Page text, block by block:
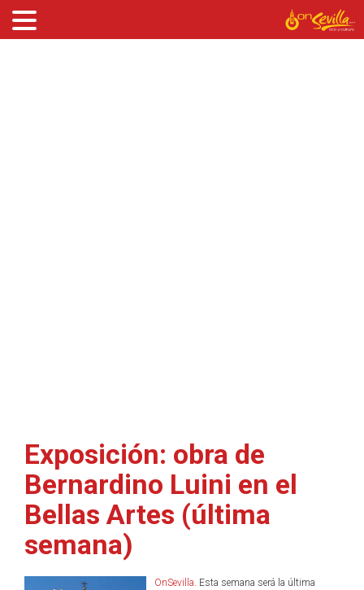
Exposición: obra de
Bernardino Luini en el
Bellas Artes (última
semana)
OnSevilla. Esta semana será la última